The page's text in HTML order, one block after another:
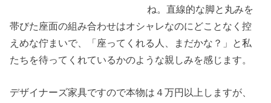
ね。直線的な脚と丸みを
帯びた座面の組み合わせはオシャレなのにどことなく控
えめな佇まいで、「座ってくれる人、まだかな？」と私
たちを待ってくれているかのような親しみを感じます。
デザイナーズ家具ですので本物は４万円以上しますが、